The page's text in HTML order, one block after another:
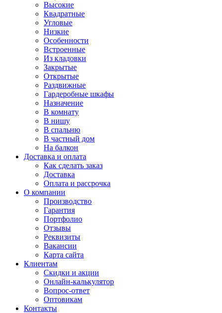
Высокие
Квадратные
Угловые
Низкие
Особенности
Встроенные
Из кладовки
Закрытые
Открытые
Раздвижные
Гардеробные шкафы
Назначение
В комнату
В нишу
В спальню
В частный дом
На балкон
Доставка и оплата
Как сделать заказ
Доставка
Оплата и рассрочка
О компании
Производство
Гарантия
Портфолио
Отзывы
Реквизиты
Вакансии
Карта сайта
Клиентам
Скидки и акции
Онлайн-калькулятор
Вопрос-ответ
Оптовикам
Контакты